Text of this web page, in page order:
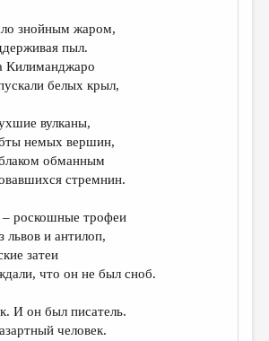
знойным жаром,
пыл.
Килиманджаро
белых крыл,
вулканы,
немых вершин,
обманным
стремнин.
роскошные трофеи
львов и антилоп,
затеи
что он не был сноб.
И он был писатель.
человек.